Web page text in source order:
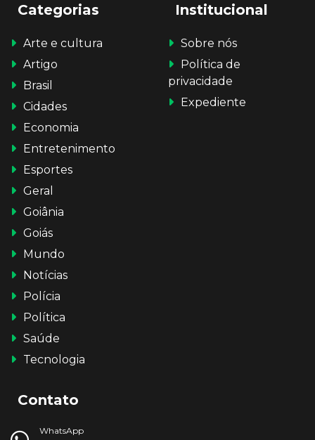
Categorias
Arte e cultura
Artigo
Brasil
Cidades
Economia
Entretenimento
Esportes
Geral
Goiânia
Goiás
Mundo
Notícias
Polícia
Política
Saúde
Tecnologia
Institucional
Sobre nós
Política de
privacidade
Expediente
Contato
WhatsApp